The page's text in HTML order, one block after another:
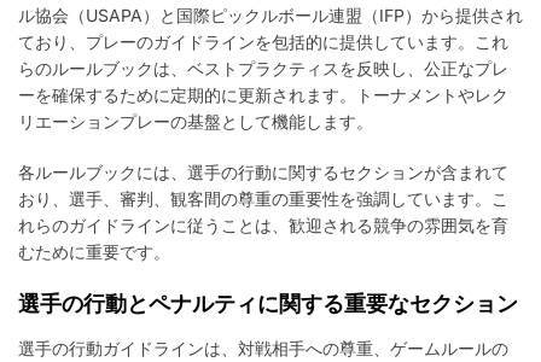
ル協会（USAPA）と国際ピックルボール連盟（IFP）から提供され
ており、プレーのガイドラインを包括的に提供しています。これ
らのルールブックは、ベストプラクティスを反映し、公正なプレ
ーを確保するために定期的に更新されます。トーナメントやレク
リエーションプレーの基盤として機能します。
各ルールブックには、選手の行動に関するセクションが含まれて
おり、選手、審判、観客間の尊重の重要性を強調しています。こ
れらのガイドラインに従うことは、歓迎される競争の雰囲気を育
むために重要です。
選手の行動とペナルティに関する重要なセクション
選手の行動ガイドラインは、対戦相手への尊重、ゲームルールの